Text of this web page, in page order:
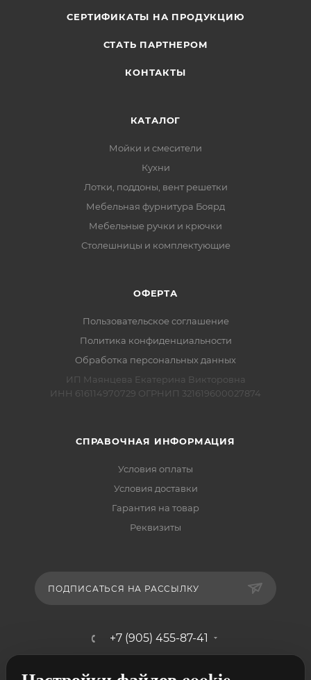
СЕРТИФИКАТЫ НА ПРОДУКЦИЮ
СТАТЬ ПАРТНЕРОМ
КОНТАКТЫ
КАТАЛОГ
Мойки и смесители
Кухни
Лотки, поддоны, вент решетки
Мебельная фурнитура Боярд
Мебельные ручки и крючки
Столешницы и комплектующие
ОФЕРТА
Пользовательское соглашение
Политика конфиденциальности
Обработка персональных данных
ИП Маянцева Екатерина Викторовна
ИНН 616114970729 ОГРНИП 321619600027874
СПРАВОЧНАЯ ИНФОРМАЦИЯ
Условия оплаты
Условия доставки
Гарантия на товар
Реквизиты
ПОДПИСАТЬСЯ НА РАССЫЛКУ
+7 (905) 455-87-41